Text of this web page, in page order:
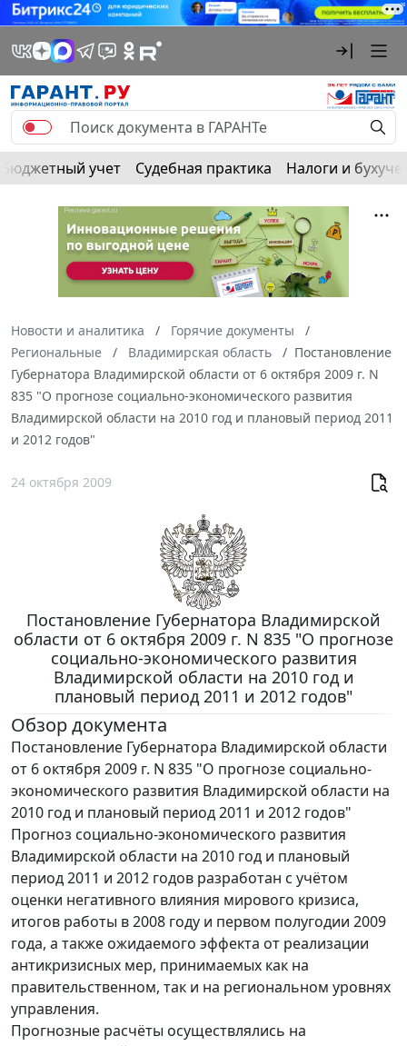
Бюджетный учет Судебная практика Налоги и
Новости и аналитика
Горячие документы
Региональные
Владимирская область
Постановление
Губернатора Владимирской области от 6 октября 2009 г. N
835 "О прогнозе социально-экономического развития
Владимирской области на 2010 год и плановый период 2011
и 2012 годов"
24 октября 2009
Постановление Губернатора Владимирской
области от 6 октября 2009 г. N 835 "О прогнозе
социально-экономического развития
Владимирской области на 2010 год и
плановый период 2011 и 2012 годов"
Обзор документа
Постановление Губернатора Владимирской области
от 6 октября 2009 г. N 835 "О прогнозе социально-
экономического развития Владимирской области на
2010 год и плановый период 2011 и 2012 годов"
Прогноз социально-экономического развития
Владимирской области на 2010 год и плановый
период 2011 и 2012 годов разработан с учётом
оценки негативного влияния мирового кризиса,
итогов работы в 2008 году и первом полугодии 2009
года, а также ожидаемого эффекта от реализации
антикризисных мер, принимаемых как на
правительственном, так и на региональном уровнях
управления.
Прогнозные расчёты осуществлялись на